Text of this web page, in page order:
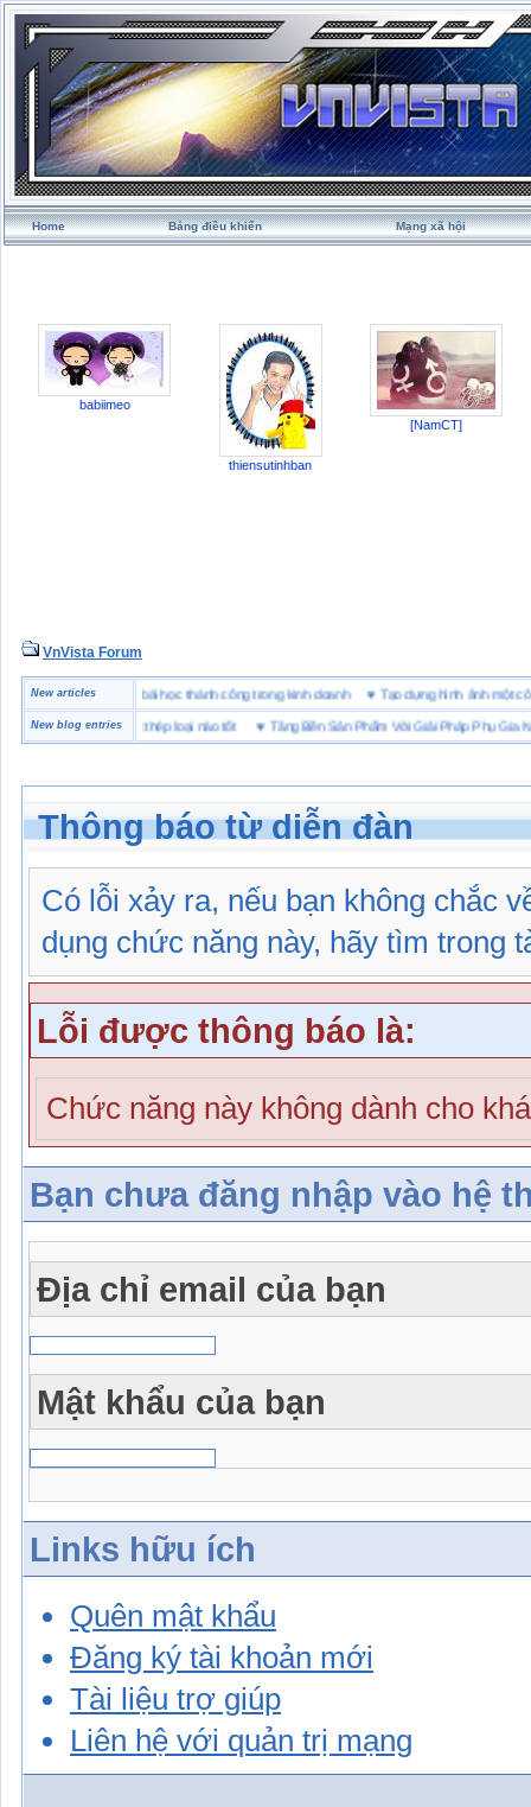
Home Bảng điều khiển Mạng xã hội
babiimeo
thiensutinhban
[NamCT]
VnVista Forum
New articles
biệt” của Microsoft ♥4 bài học thành công trong kinh doanh ♥Tạo dựng hình ảnh
New blog entries
hộ lót Kevlar và lót thép loại nào tốt♥ Tăng Bền Sản Phẩm Với Giải Pháp Phụ Gia Nhựa
Thông báo từ diễn đàn
Có lỗi xảy ra, nếu bạn không chắc
dụng chức năng này, hãy tìm trong
Lỗi được thông báo là:
Chức năng này không dành cho
Bạn chưa đăng nhập vào hệ
Địa chỉ email của bạn
Mật khẩu của bạn
Links hữu ích
Quên mật khẩu
Đăng ký tài khoản mới
Tài liệu trợ giúp
Liên hệ với quản trị mạng